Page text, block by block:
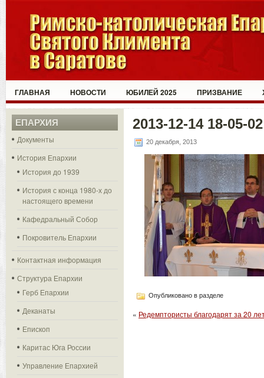
ГЛАВНАЯ НОВОСТИ ЮБИЛЕЙ 2025 ПРИЗВАНИЕ
ЕПАРХИЯ
Документы
История Епархии
История до 1939
История с конца 1980-х до
настоящего времени
Кафедральный Собор
Покровитель Епархии
Контактная информация
Структура Епархии
Герб Епархии
Деканаты
Епископ
Каритас Юга России
Управление Епархией
2013-12-14 18-05-02
20 декабря, 2013
Опубликовано в разделе
« Редемптористы благодарят за 20